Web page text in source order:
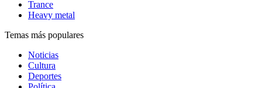
Trance
Heavy metal
Temas más populares
Noticias
Cultura
Deportes